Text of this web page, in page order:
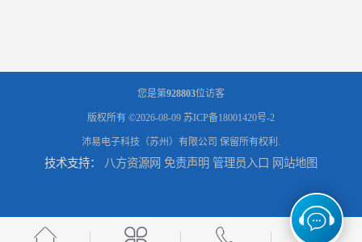
您是第928803位访客
版权所有 ©2026-08-09 苏ICP备18001420号-2
沛易电子科技（苏州）有限公司 保留所有权利.
技术支持： 八方资源网 免责声明 管理员入口 网站地图